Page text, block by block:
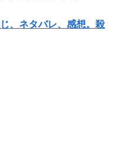
、ネタバレ、感想。殺